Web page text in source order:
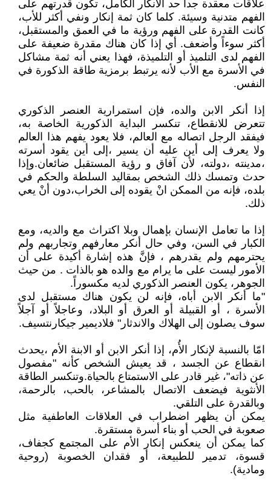
علاقات معقدة جداً حد الانكار الكامل، تكون قدرتهم على
الفهم متدنية وسيئة. كلما كان ثمة إنكار ونفي أكثر للأب،
كانت القدرة على الفهم ورؤية ما في العمق والمستقبل،
أكثر سوءاً وأضعف. أي إذا كان هناك مقدرة ضعيفة على
الفهم لدى التلميذ أو التلميذة، فهذا يعني أنه ثمة مشاكل
في الأسرة مع الأب لأنه يرتبط برمزية طاقة الذكورة في
النفس.
إذا أنكر الابن والده، فإن استمرارية العنصر الذكوري
تتعرض للانقطاع، تنكسر البداية الذكورية الخاصة به،
فيفقد الرجل اتصاله مع العالم، فلا يعود يفهم هذا العالم
ولا يعرف إلى أين عليه أن يسير ،إلى أين يقود أسرته
،مدينته ،دولته، لأن آفاق و رؤية المستقبل ضائعان.وإذا
حدث وتمسك ذلك الشخص بمقاليد السلطة والحكم في
بلده، فإنه من الممكن انْ يقوده إلى الخراب،دون أنْ يعي
ذلك.
إذا ما تعامل الإنسان بإهمال وبلا اكتراث مع والديه، ومع
الكبار في السن، وفي حال أنكر معارفهم وتجاربهم ولم
يحترمهم ولم يقدرهم ، فإنَّ هذه إشارة أكيدة على أن
الأمور ليست على ما يرام مع والده هو بالذات . من حيث
الجوهر، يكون العنصر الذكوري لديه مكسوراً.
"ما أنكر الابن أباه، فإنه لن يكون هناك مستقبل لدى
الأسرة ، أو القبيلة أو العرق أو البلاد، وعاجلاً أو آجلاً
سوف يصلون إلى الهلاك والاندثار" فلاديمير جيكارنتسيف.
امّا بالنسبة لإنكار الأُم، إذا أنكر الابن أو الابنة الأم ،يحدث
انقطاع عن الجسد ، قد يعيش الشخص كأنه "مفصول
عن ذاته"، غير قادر على الاستمتاع بالحياة.وتنكسر الطاقة
الأنثوية فيضعف الاتصال بالمشاعر، بالحب، بالرحمة،
وبالقدرة على التلقي.
يمكن أن يظهر اضطراب في العلاقات العاطفية مثل
صعوبة في الحب أو بناء أسرة مستقرة.
كما يمكن أن ينعكس إنكار الأم على المجتمع كجفاف،
قسوة، تدمير للطبيعة، أو فقدان الخصوبة (روحية
ومادية).